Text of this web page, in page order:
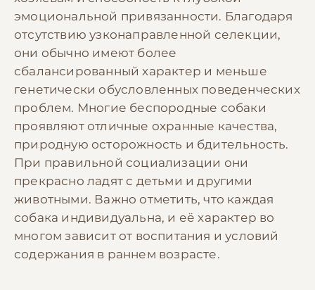
эмоциональной привязанности. Благодаря
отсутствию узконаправленной селекции,
они обычно имеют более
сбалансированный характер и меньше
генетически обусловленных поведенческих
проблем. Многие беспородные собаки
проявляют отличные охранные качества,
природную осторожность и бдительность.
При правильной социализации они
прекрасно ладят с детьми и другими
животными. Важно отметить, что каждая
собака индивидуальна, и её характер во
многом зависит от воспитания и условий
содержания в раннем возрасте.